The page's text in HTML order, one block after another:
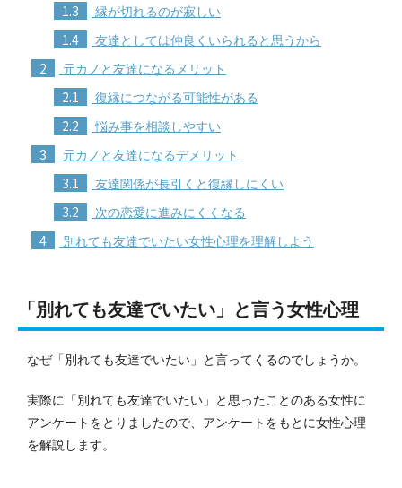
1.3 縁が切れるのが寂しい
1.4 友達としては仲良くいられると思うから
2 元カノと友達になるメリット
2.1 復縁につながる可能性がある
2.2 悩み事を相談しやすい
3 元カノと友達になるデメリット
3.1 友達関係が長引くと復縁しにくい
3.2 次の恋愛に進みにくくなる
4 別れても友達でいたい女性心理を理解しよう
「別れても友達でいたい」と言う女性心理
なぜ「別れても友達でいたい」と言ってくるのでしょうか。
実際に「別れても友達でいたい」と思ったことのある女性に
アンケートをとりましたので、アンケートをもとに女性心理
を解説します。